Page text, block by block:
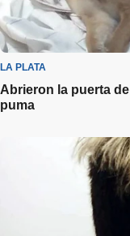
LA PLATA
Abrieron la puerta
puma